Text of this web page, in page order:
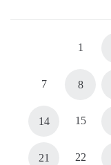
1
7 8
14 15
21 22